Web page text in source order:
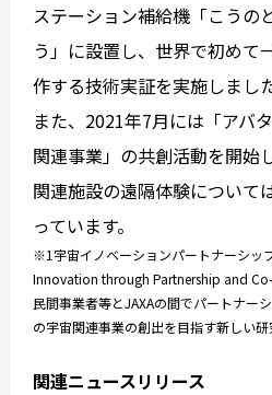
ステーション補給機「こうの
う」に設置し、世界で初めて
作する技術実証を実施しました
また、2021年7月には「アバ
関連事業」の共創活動を開始
関連施設の遠隔体験について
っています。
※1宇宙イノベーションパートナーシッ
Innovation through Partnership and
民間事業者等とJAXAの間でパートナー
の宇宙関連事業の創出を目指す新しい研
関連ニュースリリース